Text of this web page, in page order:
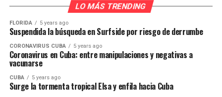
LO MÁS TRENDING
FLORIDA 5 years ago
Suspendida la búsqueda en Surfside por riesgo de derrumbe
CORONAVIRUS CUBA 5 years ago
Coronavirus en Cuba: entre manipulaciones y negativas a
vacunarse
CUBA 5 years ago
Surge la tormenta tropical Elsa y enfila hacia Cuba